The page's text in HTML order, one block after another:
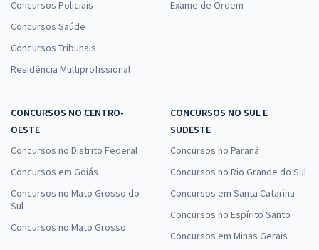
Concursos Policiais
Concursos Saúde
Concursos Tribunais
Residência Multiprofissional
Exame de Ordem
CONCURSOS NO CENTRO-
OESTE
Concursos no Distrito Federal
Concursos em Goiás
Concursos no Mato Grosso do
Sul
Concursos no Mato Grosso
CONCURSOS NO SUL E
SUDESTE
Concursos no Paraná
Concursos no Rio Grande do Sul
Concursos em Santa Catarina
Concursos no Espírito Santo
Concursos em Minas Gerais